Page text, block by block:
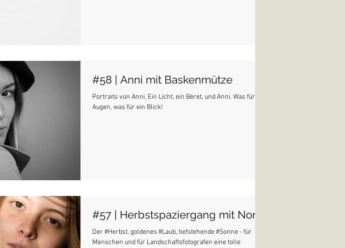
#58 | Anni mit Baskenmütze
Portraits von Anni. Ein Licht, ein Béret, und Anni. Was für
Augen, was für ein Blick!
#57 | Herbstspaziergang mit Nora
Der #Herbst, goldenes #Laub, tiefstehende #Sonne - für
Menschen und für Landschaftsfotografen eine tolle